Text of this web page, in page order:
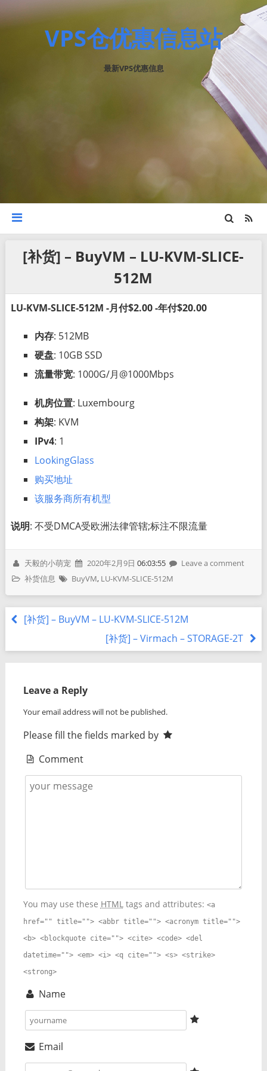
VPS仓优惠信息站
最新VPS优惠信息
[补货] – BuyVM – LU-KVM-SLICE-
512M
LU-KVM-SLICE-512M -月付$2.00 -年付$20.00
内存: 512MB
硬盘: 10GB SSD
流量带宽: 1000G/月@1000Mbps
机房位置: Luxembourg
构架: KVM
IPv4: 1
LookingGlass
购买地址
该服务商所有机型
说明: 不受DMCA受欧洲法律管辖;标注不限流量
天毅的小萌宠 2020年2月9日 06:03:55
Leave a comment
补货信息
BuyVM, LU-KVM-SLICE-512M
[补货] – BuyVM – LU-KVM-SLICE-512M
[补货] – Virmach – STORAGE-2T
Leave a Reply
Your email address will not be published.
Please fill the fields marked by
Comment
You may use these HTMLtags and attributes: <a
href="" title=""> <abbr title=""> <acronym title="">
<b> <blockquote cite=""> <cite> <code> <del
datetime=""> <em> <i> <q cite=""> <s> <strike>
<strong>
Name
Email